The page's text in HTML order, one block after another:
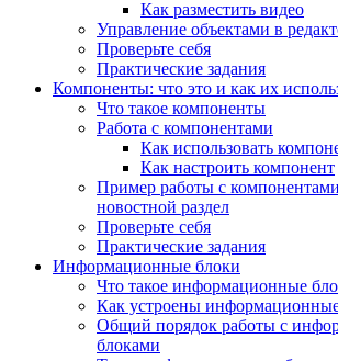
Как разместить видео
Управление объектами в
Проверьте себя
Практические задания
Компоненты: что это и как их
Что такое компоненты
Работа с компонентами
Как использовать
Как настроить компонент
Пример работы с
новостной раздел
Проверьте себя
Практические задания
Информационные блоки
Что такое информационные
Как устроены
Общий порядок работы с
блоками